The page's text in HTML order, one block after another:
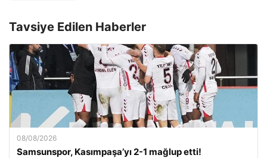
Tavsiye Edilen Haberler
08/08/2026
Samsunspor, Kasımpaşa’yı 2-1 mağlup etti!